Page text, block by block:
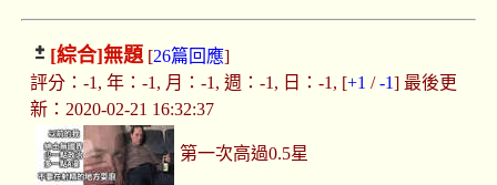
[綜合]無題[26篇回應]
評分：-1, 年：-1, 月：-1, 週：-1, 日：-1, [+1 /-1] 最後更
新：2020-02-21 16:32:37
第一次高過0.5星